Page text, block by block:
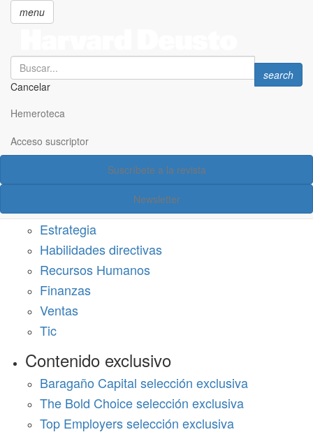
principal
menu
Search
Cancelar
Search
search
Hemeroteca
Acceso suscriptor
Suscríbete a la revista
Newsletter
Acceso suscriptor
Estrategia
Habilidades directivas
Recursos Humanos
Finanzas
Ventas
Tic
Contenido exclusivo
Baragaño Capital selección exclusiva
The Bold Choice selección exclusiva
Top Employers selección exclusiva